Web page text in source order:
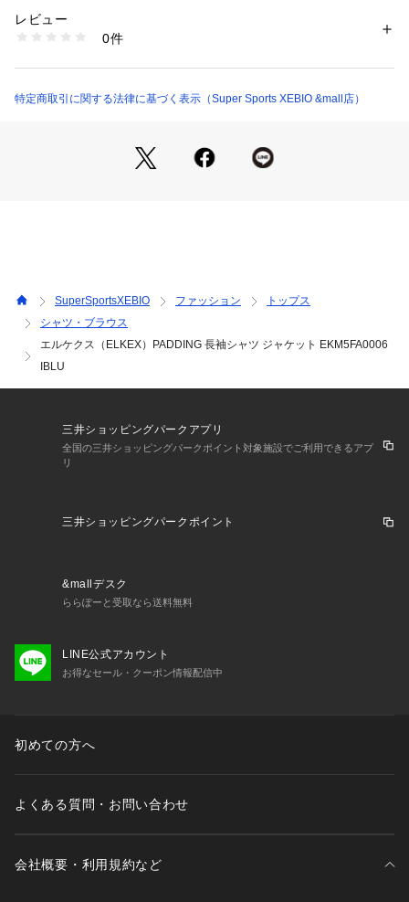
【実寸サイズ】
●Mサイズ詳細:【着丈】70.5cm 【肩幅】45cm 【身幅】54cm
【袖丈】65.5cm
●3Lサイズ詳細:【着丈】79cm 【肩幅】51cm 【身幅】64.5c
選びによってはアウターにもなる
●重ね着の仕方で長い期間活躍できるアイテム
【商品の購入にあたっての注意事項】
※一部商品において弊社カラー表記がメーカーカラー表記と異
なる場合がございます。
※ブラウザやお使いのモニター環境により、掲載画像と実際の
予告なく変更することがあります。あらかじめご了承くださ
カジュアルウェア シャツ Men's Mens メンズ めんず 男性 ト
ップス 0321_cp 50offcp
商品番号：
10892473601 （ショップ）
レビュー
0件
特定商取引に関する法律に基づく表示（Super Sports XEBIO &mall店）
SuperSportsXEBIO ファッション
トップス
シャツ・ブラウス
エルケクス（ELKEX）PADDING 長袖シャツ ジャケット EKM5FA0006
IBLU
三井ショッピングパークアプリ
全国の三井ショッピングパークポイント対象施設でご利用できるアプ
リ
三井ショッピングパークポイント
&mallデスク
ららぽーと受取なら送料無料
LINE公式アカウント
お得なセール・クーポン情報配信中
初めての方へ
よくある質問・お問い合わせ
会社概要・利用規約など